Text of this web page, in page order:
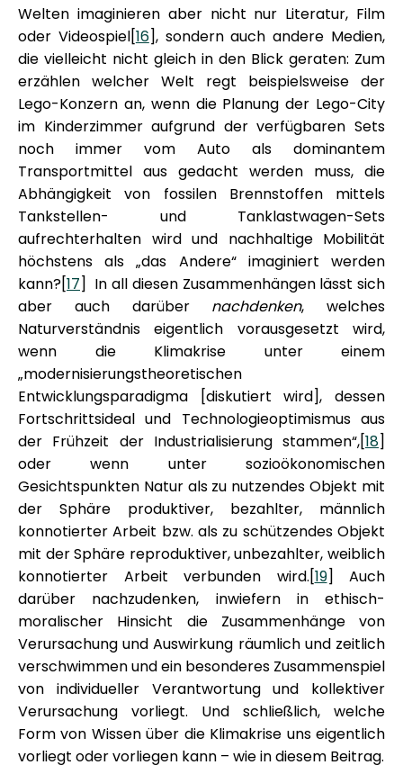
Welten imaginieren aber nicht nur Literatur, Film
oder Videospiel[16], sondern auch andere Medien,
die vielleicht nicht gleich in den Blick geraten: Zum
erzählen welcher Welt regt beispielsweise der
Lego-Konzern an, wenn die Planung der Lego-City
im Kinderzimmer aufgrund der verfügbaren Sets
noch immer vom Auto als dominantem
Transportmittel aus gedacht werden muss, die
Abhängigkeit von fossilen Brennstoffen mittels
Tankstellen- und Tanklastwagen-Sets
aufrechterhalten wird und nachhaltige Mobilität
höchstens als „das Andere“ imaginiert werden
kann?[17] In all diesen Zusammenhängen lässt sich
aber auch darüber nachdenken, welches
Naturverständnis eigentlich vorausgesetzt wird,
wenn die Klimakrise unter einem
„modernisierungstheoretischen
Entwicklungsparadigma [diskutiert wird], dessen
Fortschrittsideal und Technologieoptimismus aus
der Frühzeit der Industrialisierung stammen“,[18]
oder wenn unter sozioökonomischen
Gesichtspunkten Natur als zu nutzendes Objekt mit
der Sphäre produktiver, bezahlter, männlich
konnotierter Arbeit bzw. als zu schützendes Objekt
mit der Sphäre reproduktiver, unbezahlter, weiblich
konnotierter Arbeit verbunden wird.[19] Auch
darüber nachzudenken, inwiefern in ethisch-
moralischer Hinsicht die Zusammenhänge von
Verursachung und Auswirkung räumlich und zeitlich
verschwimmen und ein besonderes Zusammenspiel
von individueller Verantwortung und kollektiver
Verursachung vorliegt. Und schließlich, welche
Form von Wissen über die Klimakrise uns eigentlich
vorliegt oder vorliegen kann – wie in diesem Beitrag.